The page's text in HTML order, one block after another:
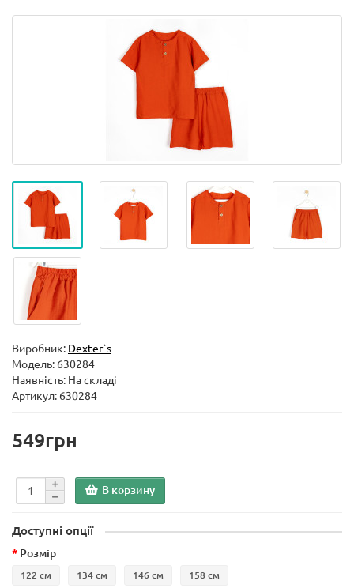
Виробник: Dexter`s
Модель: 630284
Наявність: На складі
Артикул: 630284
549грн
В корзину
Доступні опції
Розмір
122 см 134 см 146 см 158 см